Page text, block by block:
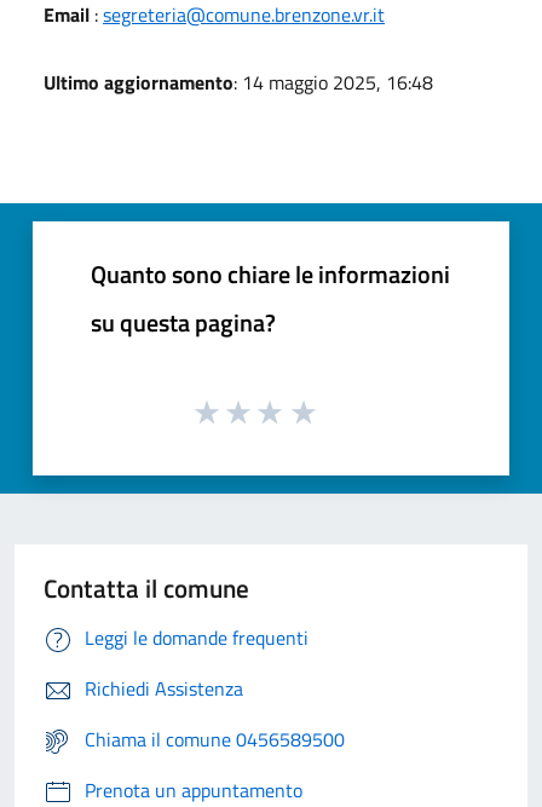
Email :segreteria@comune.brenzone.vr.it
Ultimo aggiornamento: 14 maggio 2025, 16:48
Quanto sono chiare le informazioni
su questa pagina?
Contatta il comune
Leggi le domande frequenti
Richiedi Assistenza
Chiama il comune 0456589500
Prenota un appuntamento